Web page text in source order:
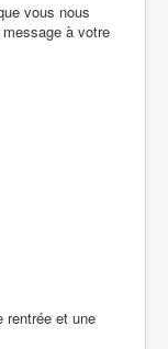
vous nous
à votre
rentrée et une